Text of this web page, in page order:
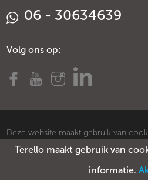
Terello maakt gebruik van
informatie.
06 - 30634639
Volg ons op:
Deze website maakt gebruik van
cookies.
Voorwaarden